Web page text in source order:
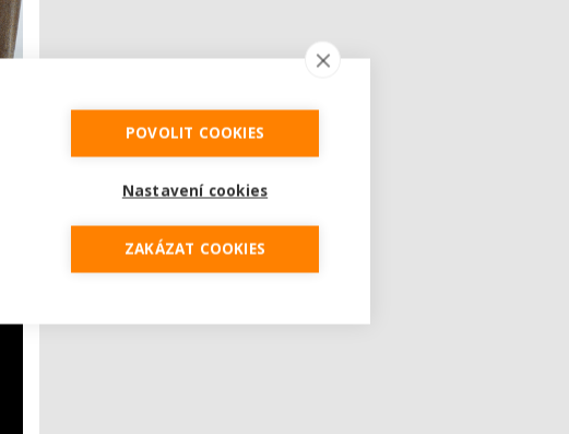
POVOLIT COOKIES
Nastavení cookies
ZAKÁZAT COOKIES